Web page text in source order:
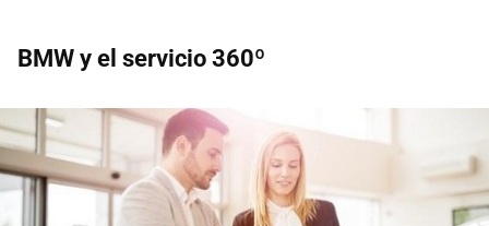
BMW y el servicio 360º